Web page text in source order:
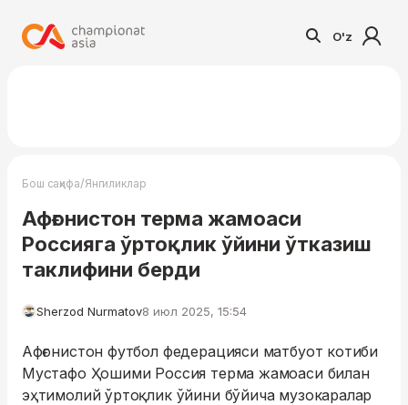
O'z
Бош саҳифа/Янгиликлар
Афғонистон терма жамоаси
Россияга ўртоқлик ўйини ўтказиш
таклифини берди
Sherzod Nurmatov8 июл 2025, 15:54
Афғонистон футбол федерацияси матбуот котиби
Мустафо Ҳошими Россия терма жамоаси билан
эҳтимолий ўртоқлик ўйини бўйича музокаралар